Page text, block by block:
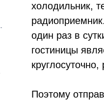
холодильник,
один раз в
гостиницы
Поэтому